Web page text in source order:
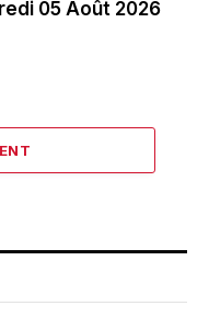
05 Août 2026